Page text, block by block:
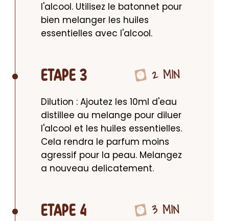
l'alcool. Utilisez le batonnet pour
bien melanger les huiles
essentielles avec l'alcool.
ETAPE 3 2 MIN
Dilution : Ajoutez les 10ml d'eau
distillee au melange pour diluer
l'alcool et les huiles essentielles.
Cela rendra le parfum moins
agressif pour la peau. Melangez
a nouveau delicatement.
ETAPE 4 3 MIN